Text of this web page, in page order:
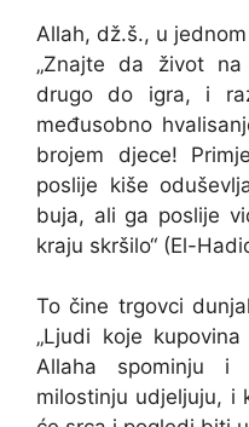
Allah, dž.š., u
„Znajte da život
drugo do igra, i
međusobno
brojem djece!
poslije kiše
buja, ali ga poslije
kraju skršilo“ (El-
To čine trgovci
„Ljudi koje
Allaha spominju i
milostinju udjeljuju, i